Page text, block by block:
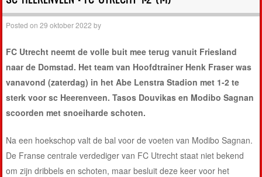
Posted on29 oktober 2022 by
FC Utrecht neemt de volle buit mee terug vanuit Friesland
naar de Domstad. Het team van Hoofdtrainer Henk Fraser was
vanavond (zaterdag) in het Abe Lenstra Stadion met 1-2 te
sterk voor sc Heerenveen. Tasos Douvikas en Modibo Sagnan
scoorden met snoeiharde schoten.
Na een hoekschop valt de bal voor de voeten van Modibo Sagnan.
De Franse centrale verdediger van FC Utrecht staat niet bekend
om zijn dribbels en schoten, maar besluit deze keer voor het